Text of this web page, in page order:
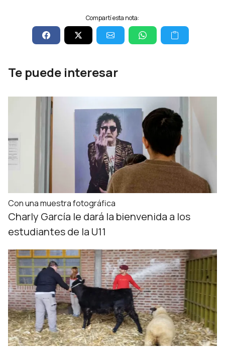
Compartí esta nota:
Te puede interesar
Con una muestra fotográfica
Charly García le dará la bienvenida a los
estudiantes de la U11